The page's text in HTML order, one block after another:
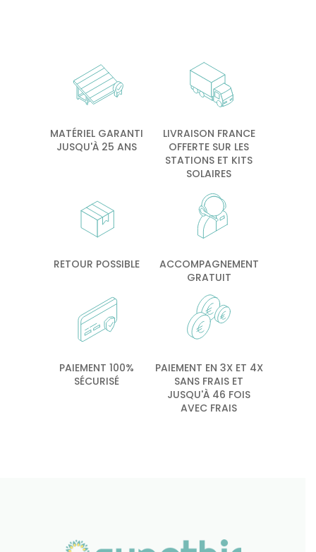
MATÉRIEL GARANTI
JUSQU'À 25 ANS
LIVRAISON FRANCE
OFFERTE SUR LES
STATIONS ET KITS
SOLAIRES
RETOUR POSSIBLE
ACCOMPAGNEMENT
GRATUIT
PAIEMENT 100%
SÉCURISÉ
PAIEMENT EN 3X ET 4X
SANS FRAIS ET
JUSQU'À 46 FOIS
AVEC FRAIS